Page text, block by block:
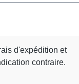
d'expédition et
contraire.